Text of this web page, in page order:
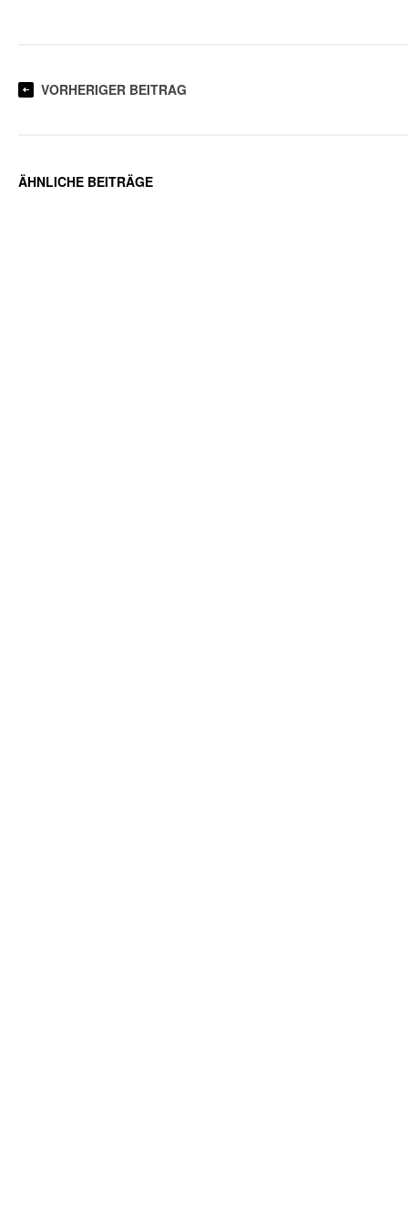
VORHERIGER BEITRAG
ÄHNLICHE BEITRÄGE